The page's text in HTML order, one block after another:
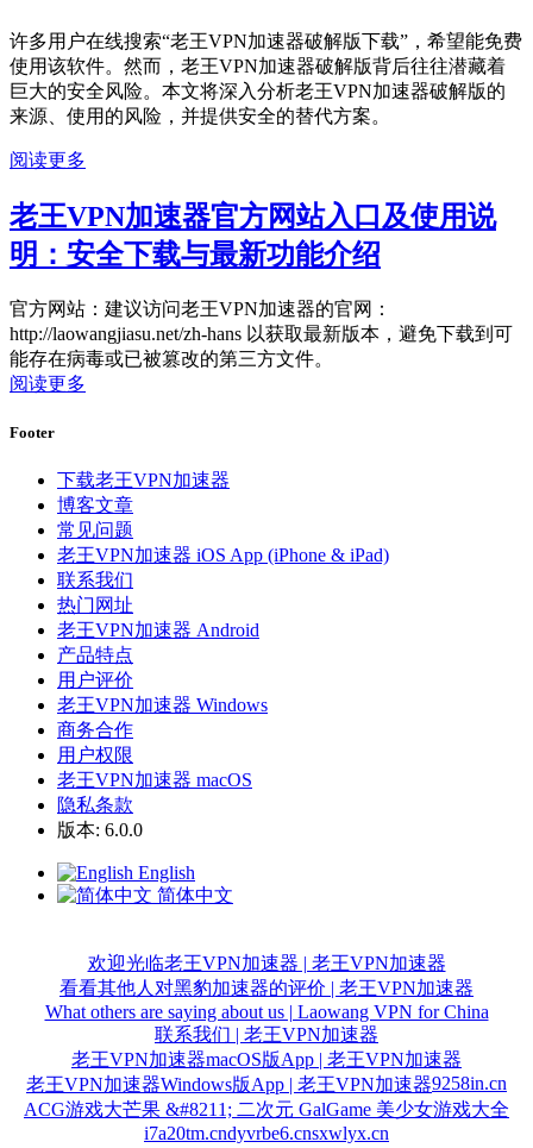
许多用户在线搜索“老王VPN加速器破解版下载”，希望能免费
使用该软件。然而，老王VPN加速器破解版背后往往潜藏着
巨大的安全风险。本文将深入分析老王VPN加速器破解版的
来源、使用的风险，并提供安全的替代方案。
阅读更多
老王VPN加速器官方网站入口及使用说
明：安全下载与最新功能介绍
官方网站：建议访问老王VPN加速器的官网：
http://laowangjiasu.net/zh-hans 以获取最新版本，避免下载到可
能存在病毒或已被篡改的第三方文件。
阅读更多
Footer
下载老王VPN加速器
博客文章
常见问题
老王VPN加速器 iOS App (iPhone & iPad)
联系我们
热门网址
老王VPN加速器 Android
产品特点
用户评价
老王VPN加速器 Windows
商务合作
用户权限
老王VPN加速器 macOS
隐私条款
版本: 6.0.0
English
简体中文
欢迎光临老王VPN加速器 | 老王VPN加速器
看看其他人对黑豹加速器的评价 | 老王VPN加速器
What others are saying about us | Laowang VPN for China
联系我们 | 老王VPN加速器
老王VPN加速器macOS版App | 老王VPN加速器
老王VPN加速器Windows版App | 老王VPN加速器9258in.cn
ACG游戏大芒果 &#8211; 二次元 GalGame 美少女游戏大全
i7a20tm.cndyvrbe6.cnsxwlyx.cn